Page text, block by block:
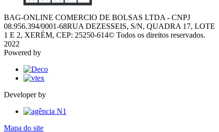
BAG-ONLINE COMERCIO DE BOLSAS LTDA - CNPJ
08.956.394/0001-68RUA DEZESSEIS, S/N, QUADRA 17, LOTE
1 E 2, XERÉM, CEP: 25250-614© Todos os direitos reservados.
2022
Powered by
Developer by
Mapa do site